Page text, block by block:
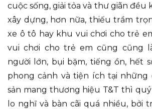
cuộc sống, giải tỏa và thư giãn đều
xây dựng, hơn nữa, thiếu trầm
xe ô tô hay khu vui chơi cho trẻ
vui chơi cho trẻ em cũng cũng
người lớn, bụi bặm, tiếng ồn, hết
phong cảnh và tiện ích tại những
sản mang thương hiệu T&T thì
lo nghĩ và bàn cãi quá nhiều, bởi